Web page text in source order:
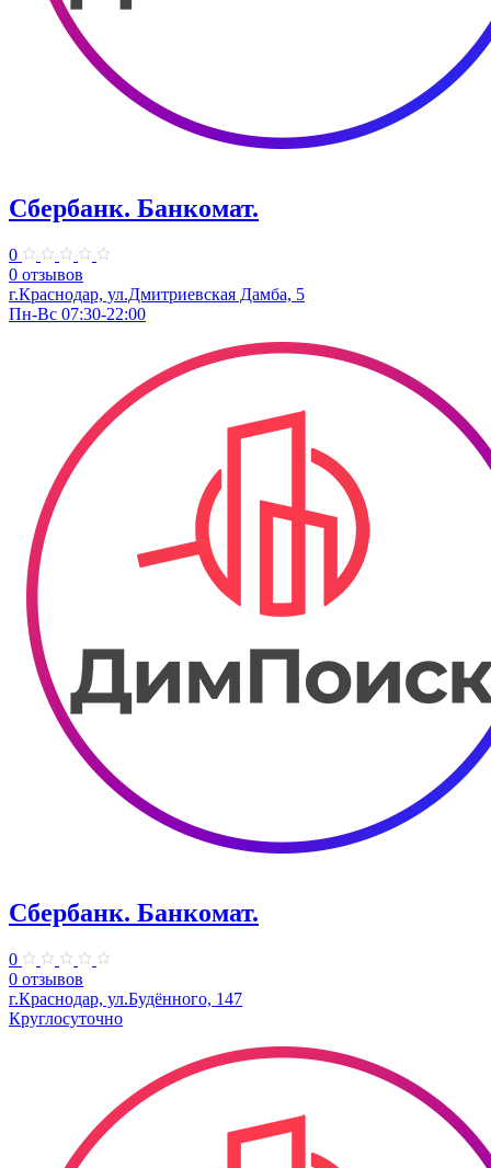
Сбербанк. Банкомат.
0
0 отзывов
г.Краснодар, ул.Дмитриевская Дамба, 5
Пн-Вс 07:30-22:00
Сбербанк. Банкомат.
0
0 отзывов
г.Краснодар, ул.Будённого, 147
Круглосуточно